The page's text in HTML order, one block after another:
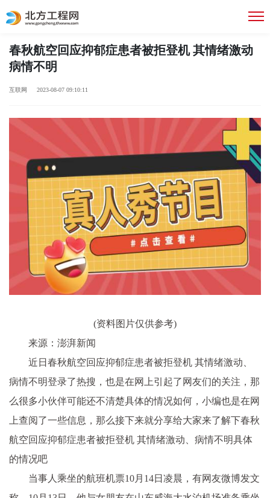
春秋航空回应抑郁症患者被拒登机 其情绪激动
病情不明
互联网 2023-08-07 09:10:11
(资料图片仅供参考)
来源：澎湃新闻
近日春秋航空回应抑郁症患者被拒登机 其情绪激动、
病情不明登录了热搜，也是在网上引起了网友们的关注，那
么很多小伙伴可能还不清楚具体的情况如何，小编也是在网
上查阅了一些信息，那么接下来就分享给大家来了解下春秋
航空回应抑郁症患者被拒登机 其情绪激动、病情不明具体
的情况吧
当事人乘坐的航班机票10月14日凌晨，有网友微博发文